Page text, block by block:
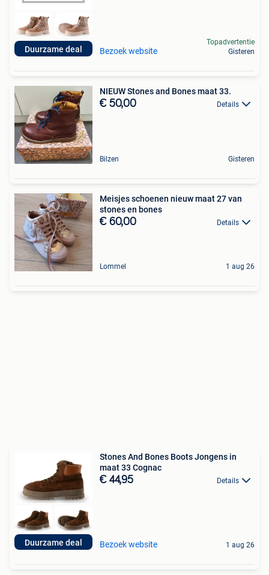
Duurzame deal Bezoek website
Topadvertentie
Gisteren
NIEUW Stones and Bones maat 33.
€ 50,00 Details
Bilzen Gisteren
Meisjes schoenen nieuw maat 27 van
stones en bones
€ 60,00 Details
Lommel 1 aug 26
Duurzame deal
Stones And Bones Boots Jongens in
maat 33 Cognac
€ 44,95 Details
Bezoek website 1 aug 26